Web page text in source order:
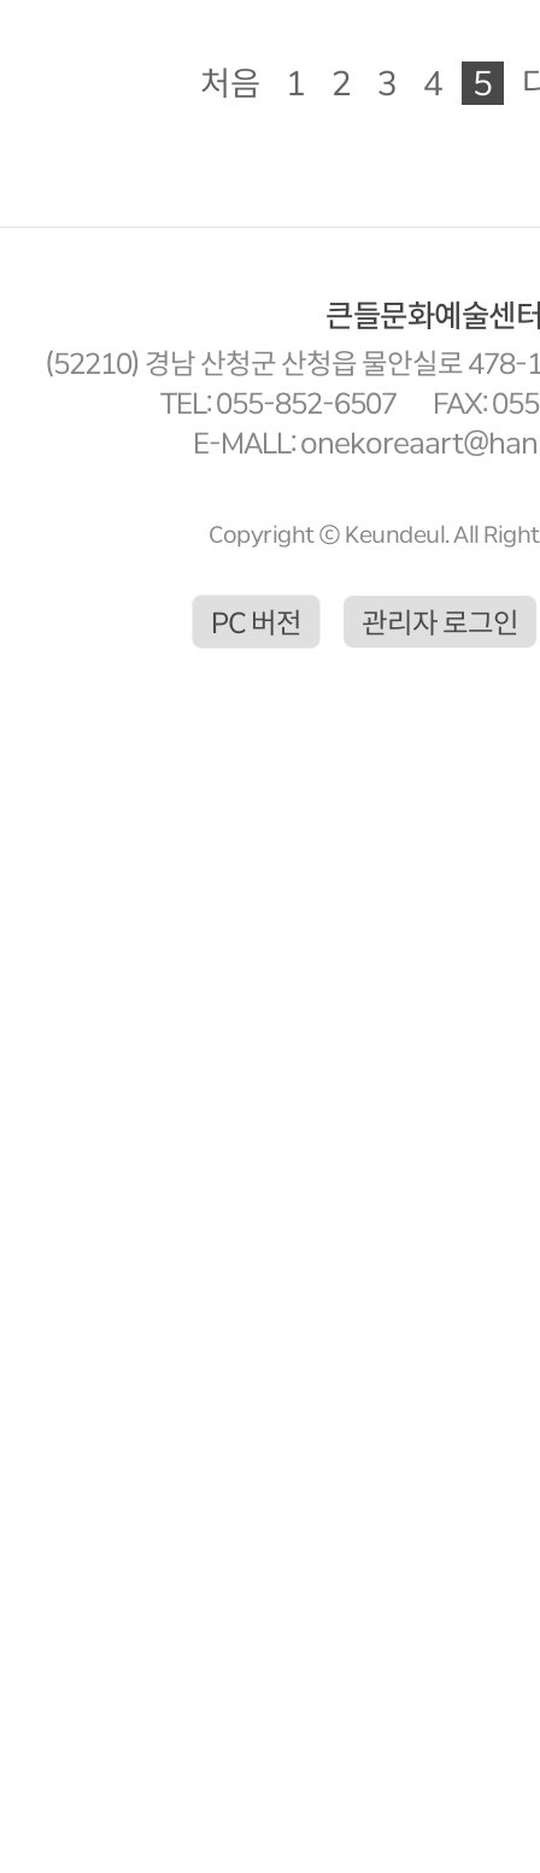
처음 1 2 3 4 5
큰들문화예술센
(52210) 경남 산청군 산청읍 물안실로 478-
TEL: 055-852-6507
FAX:
E-MALL:
Copyright ⓒ Keundeul. All
PC 버전 관리자 로그인